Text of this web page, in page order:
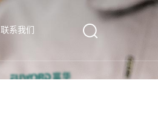
联系我们